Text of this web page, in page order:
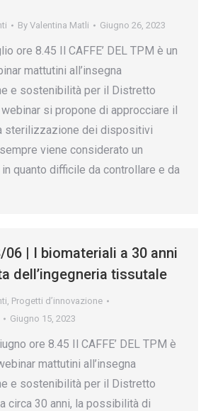
By Valentina Matli Giugno 26, 2023
ore 8.45 Il CAFFE’ DEL TPM è un
mattutini all’insegna
e sostenibilità per il Distretto
si propone di approcciare il
sterilizzazione dei dispositivi
viene considerato un
quanto difficile da controllare e da
06 | I biomateriali a 30 anni
dell’ingegneria tissutale
, Progetti d’innovazione
Giugno 15, 2023
ore 8.45 Il CAFFE’ DEL TPM è
mattutini all’insegna
e sostenibilità per il Distretto
circa 30 anni, la possibilità di